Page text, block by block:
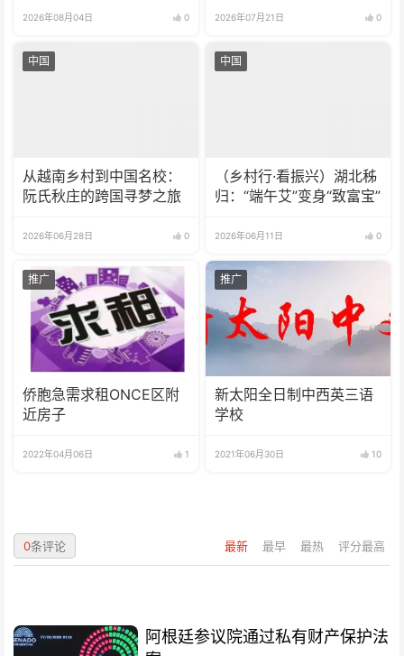
2026年08月04日 0 2026年07月21日 0
中国
从越南乡村到中国名校：
阮氏秋庄的跨国寻梦之旅
2026年06月28日 0
中国
（乡村行·看振兴）湖北秭
归：“端午艾”变身“致富宝”
2026年06月11日 0
推广
侨胞急需求租ONCE区附
近房子
2022年04月06日 1
推广
新太阳全日制中西英三语
学校
2021年06月30日 10
最新 最早 最热 评分最高
0条评论
阿根廷参议院通过私有财产保护法